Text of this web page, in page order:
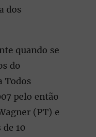
dos
quando se
do
Todos
pelo então
(PT) e
10